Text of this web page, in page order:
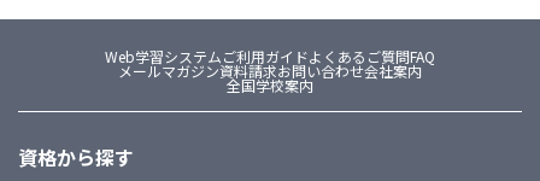
Web学習システムご利用ガイドよくあるご質問FAQ
メールマガジン資料請求お問い合わせ会社案内
全国学校案内
資格から探す